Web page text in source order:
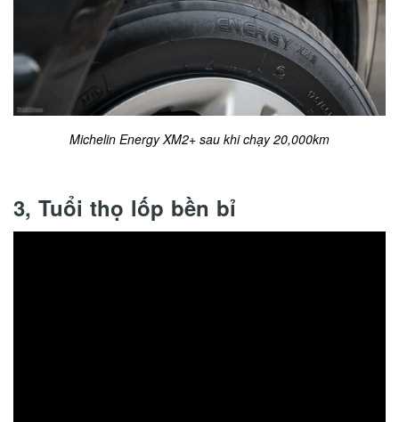
Michelin Energy XM2+ sau khi chạy 20,000km
3, Tuổi thọ lốp bền bỉ